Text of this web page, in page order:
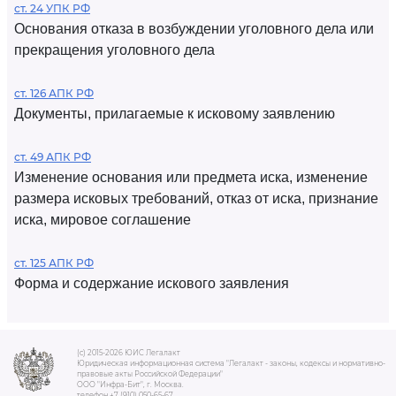
ст. 24 УПК РФ
Основания отказа в возбуждении уголовного дела или
прекращения уголовного дела
ст. 126 АПК РФ
Документы, прилагаемые к исковому заявлению
ст. 49 АПК РФ
Изменение основания или предмета иска, изменение
размера исковых требований, отказ от иска, признание
иска, мировое соглашение
ст. 125 АПК РФ
Форма и содержание искового заявления
(c) 2015-2026 ЮИС Легалакт
Юридическая информационная система "Легалакт - законы, кодексы и нормативно-
правовые акты Российской Федерации"
ООО "Инфра-Бит", г. Москва.